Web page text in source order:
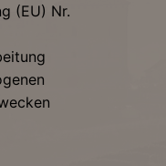
(EU) Nr.